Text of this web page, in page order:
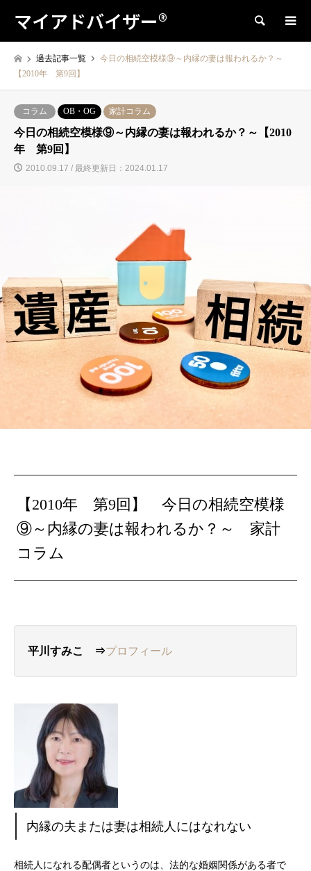
マイアドバイザー® 検索
過去記事一覧
今日の相続空模様⑨～内縁の妻は報われるか？～
【2010年 第9回】
コラム OB・OG 家計コラム
今日の相続空模様⑨～内縁の妻は報われるか？～【2010
年 第9回】
2010.09.17 / 最終更新日：2024.01.17
【2010年 第9回】今日の相続空模様
⑨～内縁の妻は報われるか？～ 家計
コラム
平川すみこ ⇒プロフィール
内縁の夫または妻は相続人にはなれない
相続人になれる配偶者というのは、法的な婚姻関係がある者で